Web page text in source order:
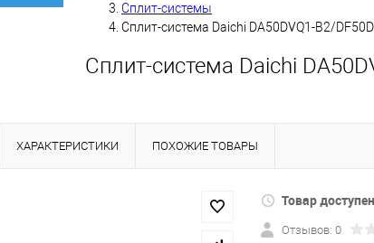
Сплит-системы
Сплит-система Daichi DA50DVQ1-B2/
Сплит-система Daichi
ХАРАКТЕРИСТИКИ ПОХОЖИЕ ТОВАРЫ
Товар
Отзывов: 0